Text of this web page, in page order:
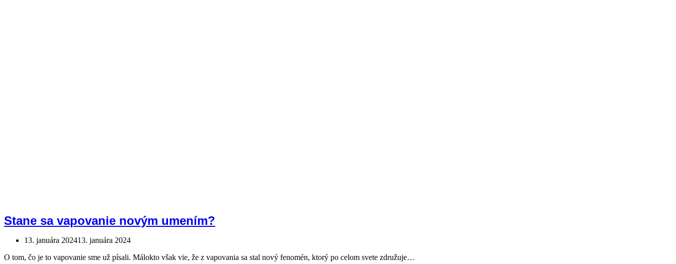
Stane sa vapovanie novým umením?
13. januára 202413. januára 2024
O tom, čo je to vapovanie sme už písali. Málokto však vie, že z vapovania sa stal nový fenomén, ktorý po celom svete združuje…